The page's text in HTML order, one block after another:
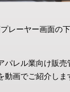
レーヤー画面の
レル業向け販
画でご紹介しま